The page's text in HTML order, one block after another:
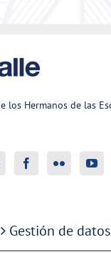
los Hermanos de las
Gestión de datos